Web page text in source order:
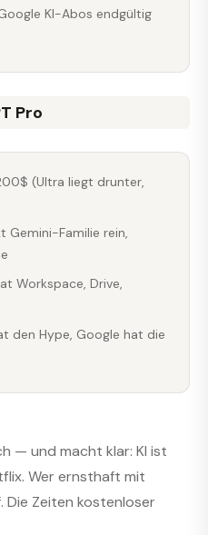
KI-Abos endgültig
Pro
(Ultra liegt drunter,
Gemini-Familie rein,
Workspace, Drive,
den Hype, Google hat die
— und macht klar: KI ist
Wer ernsthaft mit
Die Zeiten kostenloser